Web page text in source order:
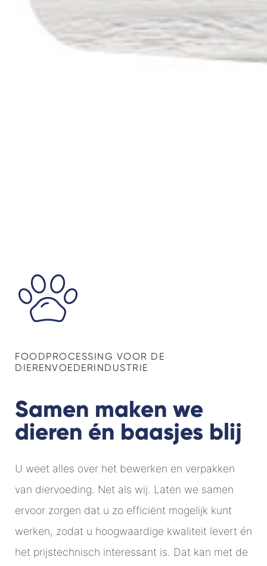
FOODPROCESSING VOOR DE
DIERENVOEDERINDUSTRIE
Samen maken we
dieren én baasjes blij
U weet alles over het bewerken en verpakken
van diervoeding. Net als wij. Laten we samen
ervoor zorgen dat u zo efficiënt mogelijk kunt
werken, zodat u hoogwaardige kwaliteit levert én
het prijstechnisch interessant is. Dat kan met de